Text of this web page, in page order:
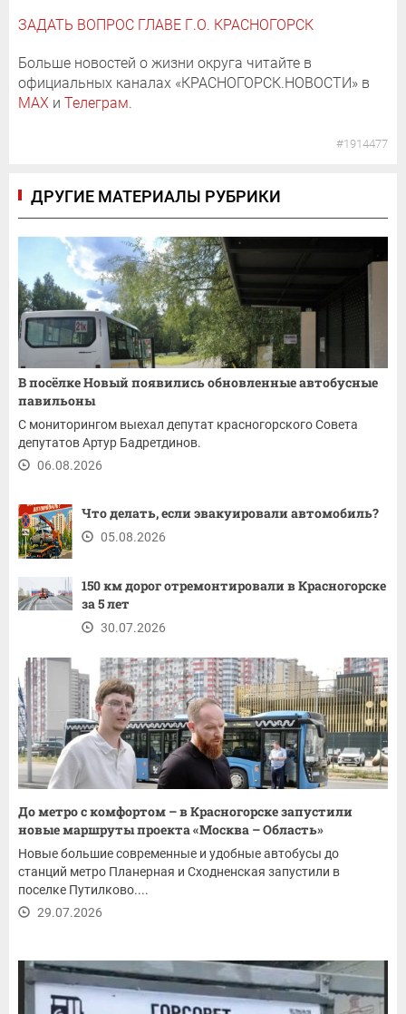
ЗАДАТЬ ВОПРОС ГЛАВЕ Г.О. КРАСНОГОРСК
Больше новостей о жизни округа читайте в
официальных каналах «КРАСНОГОРСК.НОВОСТИ» в
MAX и Телеграм.
#1914477
ДРУГИЕ МАТЕРИАЛЫ РУБРИКИ
В посёлке Новый появились обновленные автобусные
павильоны
С мониторингом выехал депутат красногорского Совета
депутатов Артур Бадретдинов.
06.08.2026
Что делать, если эвакуировали автомобиль?
05.08.2026
150 км дорог отремонтировали в Красногорске
за 5 лет
30.07.2026
До метро с комфортом – в Красногорске запустили
новые маршруты проекта «Москва – Область»
Новые большие современные и удобные автобусы до
станций метро Планерная и Сходненская запустили в
поселке Путилково....
29.07.2026